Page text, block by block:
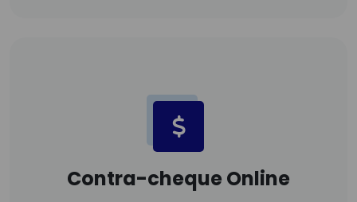
Contra-cheque Online